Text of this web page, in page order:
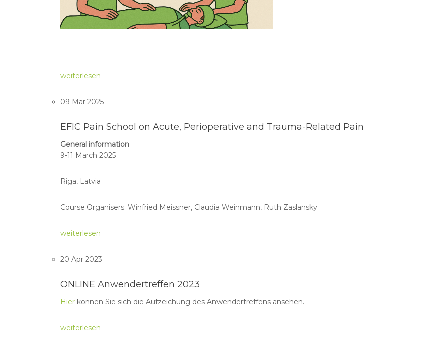
weiterlesen
09 Mar 2025
EFIC Pain School on Acute, Perioperative and Trauma-Related Pain
General information
9-11 March 2025
Riga, Latvia
Course Organisers: Winfried Meissner, Claudia Weinmann, Ruth Zaslansky
weiterlesen
20 Apr 2023
ONLINE Anwendertreffen 2023
Hier können Sie sich die Aufzeichung des Anwendertreffens ansehen.
weiterlesen